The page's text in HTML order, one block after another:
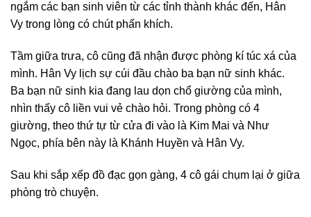
ngắm các bạn sinh viên từ các tỉnh thành khác đến, Hân
Vy trong lòng có chút phấn khích.
Tầm giữa trưa, cô cũng đã nhận được phòng kí túc xá của
mình. Hân Vy lịch sự cúi đầu chào ba bạn nữ sinh khác.
Ba bạn nữ sinh kia đang lau dọn chổ giường của mình,
nhìn thấy cô liền vui vẻ chào hỏi. Trong phòng có 4
giường, theo thứ tự từ cửa đi vào là Kim Mai và Như
Ngọc, phía bên này là Khánh Huyền và Hân Vy.
Sau khi sắp xếp đồ đạc gọn gàng, 4 cô gái chụm lại ở giữa
phòng trò chuyện.